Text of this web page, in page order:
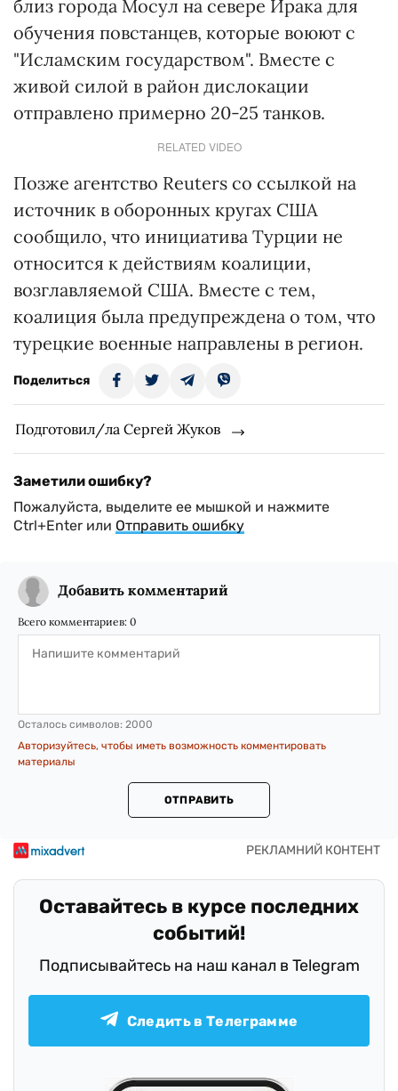
близ города Мосул на севере Ирака для
обучения повстанцев, которые воюют с
"Исламским государством". Вместе с
живой силой в район дислокации
отправлено примерно 20-25 танков.
RELATED VIDEO
Позже агентство Reuters со ссылкой на
источник в оборонных кругах США
сообщило, что инициатива Турции не
относится к действиям коалиции,
возглавляемой США. Вместе с тем,
коалиция была предупреждена о том, что
турецкие военные направлены в регион.
Поделиться
Подготовил/ла Сергей Жуков
Заметили ошибку?
Пожалуйста, выделите ее мышкой и нажмите
Ctrl+Enter или Отправить ошибку
Добавить комментарий
Всего комментариев: 0
Осталось символов: 2000
Авторизуйтесь, чтобы иметь возможность комментировать
материалы
ОТПРАВИТЬ
Оставайтесь в курсе последних
событий!
Подписывайтесь на наш канал в Telegram
Следить в Телеграмме